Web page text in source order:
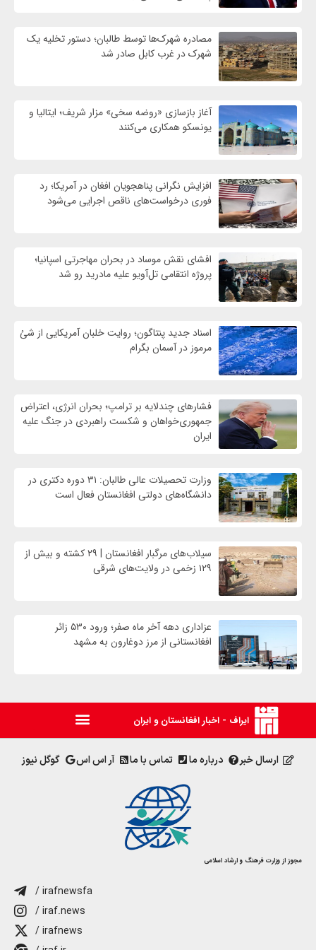
مصادره شهرک‌ها توسط طالبان؛ دستور تخلیه یک
شهرک در غرب کابل صادر شد
آغاز بازسازی «روضه سخی» مزار شریف؛ ایتالیا و
یونسکو همکاری می‌کنند
افزایش نگرانی پناهجویان افغان در آمریکا؛ رد
فوری درخواست‌های ناقص اجرایی می‌شود
افشای نقش موساد در بحران مهاجرتی اسپانیا؛
پروژه انتقامی تل‌آویو علیه مادرید رو شد
اسناد جدید پنتاگون؛ روایت خلبان آمریکایی از شئ
مرموز در آسمان بگرام
فشارهای چندلایه بر ترامپ؛ بحران انرژی، اعتراض
جمهوری‌خواهان و شکست راهبردی در جنگ علیه
ایران
وزارت تحصیلات عالی طالبان: ۳۱ دوره دکتری در
دانشگاه‌های دولتی افغانستان فعال است
سیلاب‌های مرگبار افغانستان | ۲۹ کشته و بیش از
۱۲۹ زخمی در ولایت‌های شرقی
عزاداری دهه آخر ماه صفر؛ ورود ۵۳۰ زائر
افغانستانی از مرز دوغارون به مشهد
ایراف - اخبار افغانستان و ایران
ارسال خبر درباره ما تماس با ما آر اس اس گوگل نیوز
مجوز از وزارت فرهنگ و ارشاد اسلامی
/ irafnewsfa
/ iraf.news
/ irafnews